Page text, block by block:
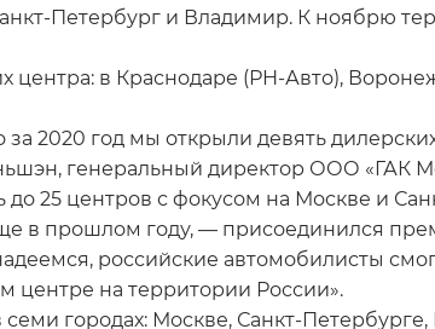
Петербург и Владимир. К ноябрю
центра: в Краснодаре (РН-Авто),
2020 год мы открыли девять
генеральный директор ООО «ГАК
25 центров с фокусом на Москве и
в прошлом году, — присоединился
российские автомобилисты
на территории России».
городах: Москве, Санкт-